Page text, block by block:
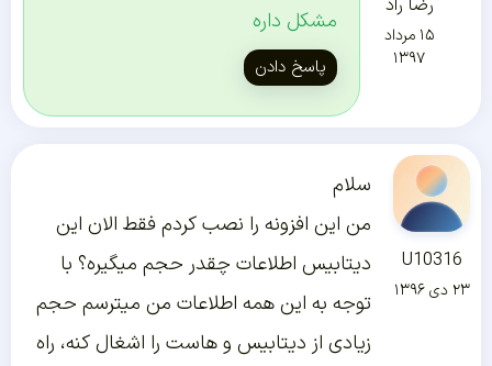
رضا راد
۱۵ مرداد
۱۳۹۷
مشکل داره
پاسخ دادن
U10316
۲۳ دی ۱۳۹۶
سلام
من این افزونه را نصب کردم فقط الان این
دیتابیس اطلاعات چقدر حجم میگیره؟ با
توجه به این همه اطلاعات من میترسم حجم
زیادی از دیتابیس و هاست را اشغال کنه، راه